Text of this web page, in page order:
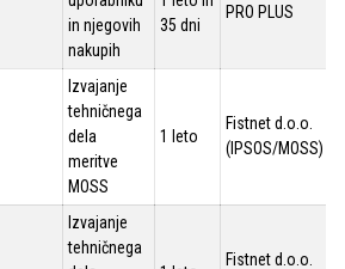
in njegovih
nakupih
35 dni
PRO PLUS
Izvajanje
tehničnega
dela
meritve
MOSS
1 leto
Fistnet d.o.o.
(IPSOS/MOSS)
Izvajanje
tehničnega
Fistnet d.o.o.